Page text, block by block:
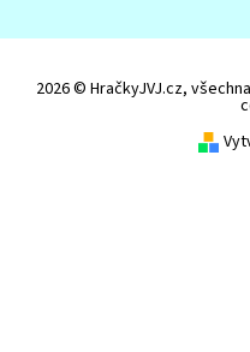
2026 © HračkyJVJ.cz,